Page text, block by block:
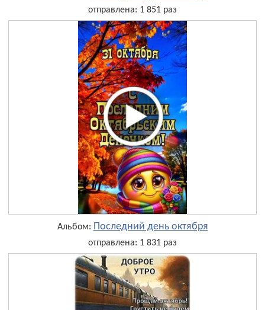
отправлена: 1 851 раз
Альбом: Последний день октября
отправлена: 1 831 раз